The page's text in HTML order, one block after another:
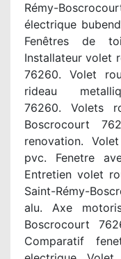
Rémy-
électrique
Fenêtres de
Installateur volet
76260. Volet
rideau
76260. Volets
Boscrocourt
renovation.
pvc. Fenetre
Entretien volet
Saint-Rémy-
alu. Axe
Boscrocourt
Comparatif